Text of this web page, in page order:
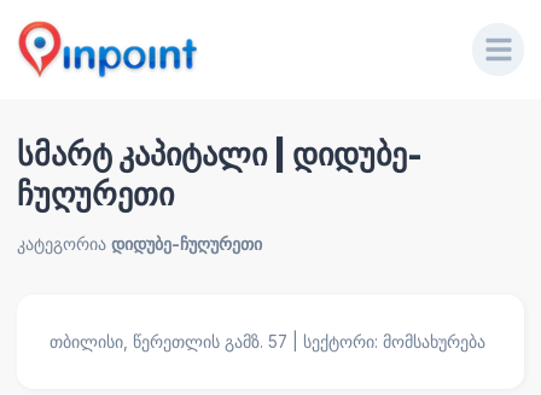
სმარტ კაპიტალი | დიდუბე-
ჩუღურეთი
კატეგორია დიდუბე-ჩუღურეთი
თბილისი, წერეთლის გამზ. 57 | სექტორი: მომსახურება